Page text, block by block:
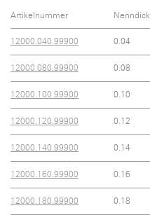
Artikelnummer
12000.040.99900 0.04
12000.080.99900 0.08
12000.100.99900 0.10
12000.120.99900 0.12
12000.140.99900 0.14
12000.160.99900 0.16
12000.180.99900 0.18